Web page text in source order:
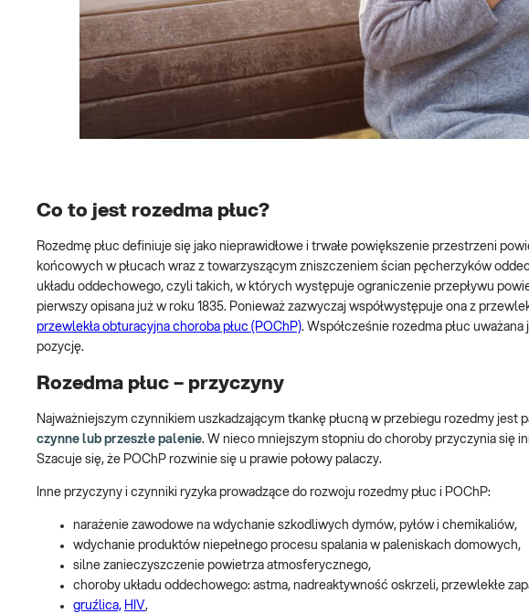
Co to jest rozedma płuc?
Rozedmę płuc definiuje się jako nieprawidłowe i trwałe powiększenie przestrzeni
końcowych w płucach wraz z towarzyszącym zniszczeniem ścian pęcherzyków
układu oddechowego, czyli takich, w których występuje ograniczenie przepływu
pierwszy opisana już w roku 1835. Ponieważ zazwyczaj współwystępuje ona z
przewlekła obturacyjna choroba płuc (POChP). Współcześnie rozedma płuc
pozycję.
Rozedma płuc – przyczyny
Najważniejszym czynnikiem uszkadzającym tkankę płucną w przebiegu rozedmy jest
czynne lub przeszłe palenie. W nieco mniejszym stopniu do choroby przyczynia się
Szacuje się, że POChP rozwinie się u prawie połowy palaczy.
Inne przyczyny i czynniki ryzyka prowadzące do rozwoju rozedmy płuc i POChP:
narażenie zawodowe na wdychanie szkodliwych dymów, pyłów i chemikaliów,
wdychanie produktów niepełnego procesu spalania w paleniskach domowych,
silne zanieczyszczenie powietrza atmosferycznego,
choroby układu oddechowego: astma, nadreaktywność oskrzeli, przewlekłe
gruźlica, HIV,